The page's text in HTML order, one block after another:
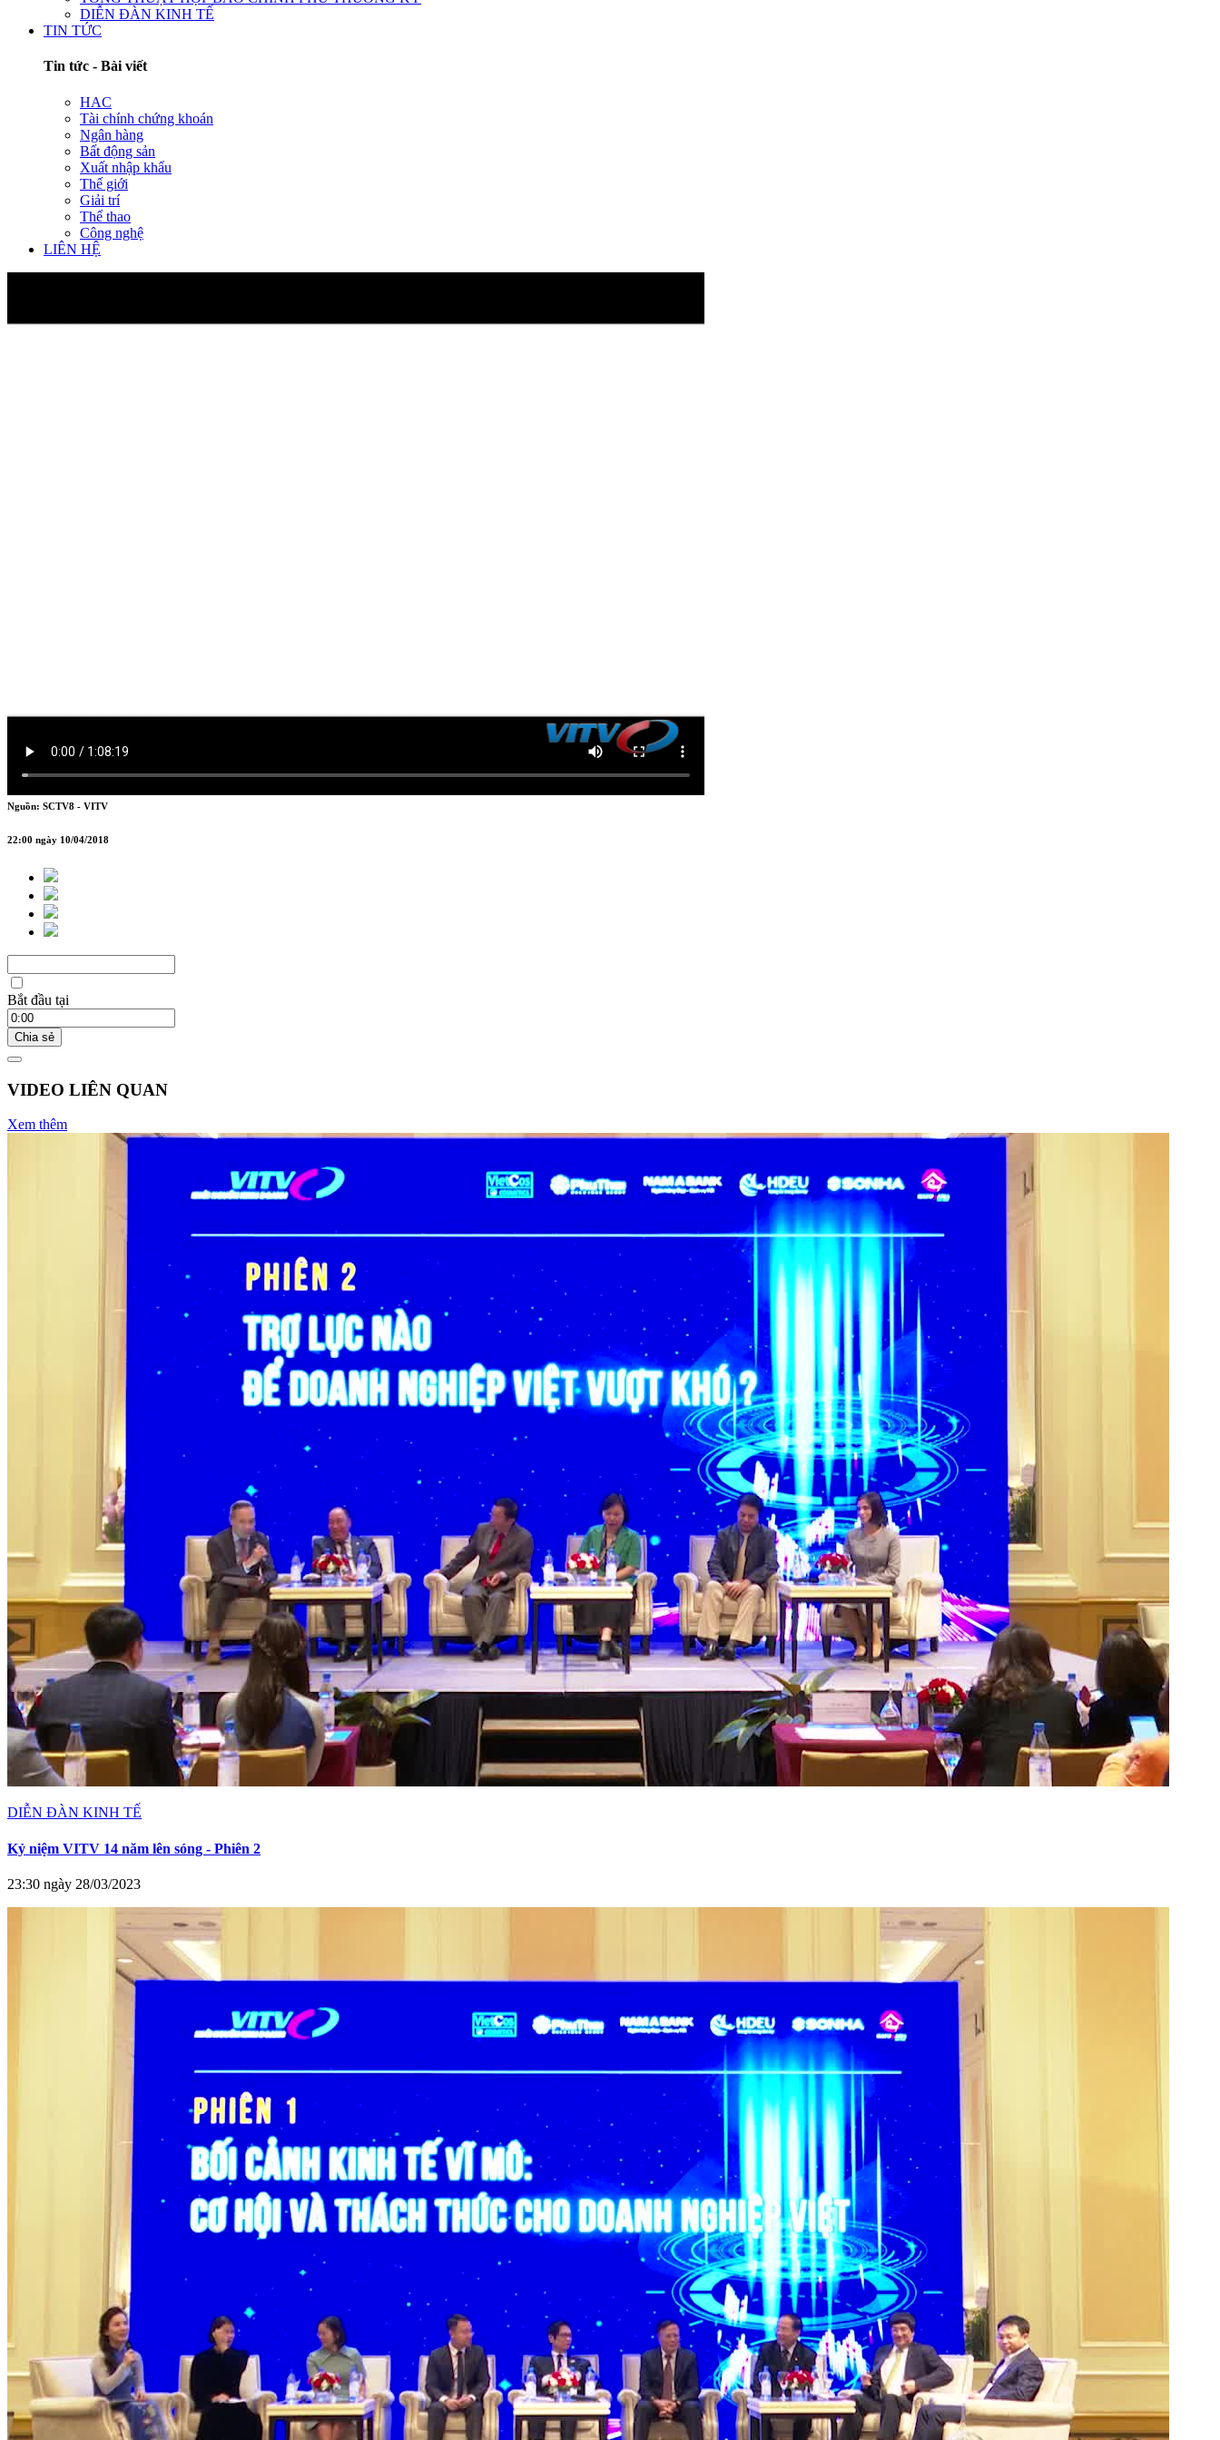
DIỄN ĐÀN KINH TẾ
TIN TỨC
Tin tức - Bài viết
HAC
Tài chính chứng khoán
Ngân hàng
Bất động sản
Xuất nhập khẩu
Thế giới
Giải trí
Thể thao
Công nghệ
LIÊN HỆ
Nguồn: SCTV8 - VITV
22:00 ngày 10/04/2018
Bắt đầu tại
Chia sẻ
VIDEO LIÊN QUAN
Xem thêm
DIỄN ĐÀN KINH TẾ
Kỷ niệm VITV 14 năm lên sóng - Phiên 2
23:30 ngày 28/03/2023